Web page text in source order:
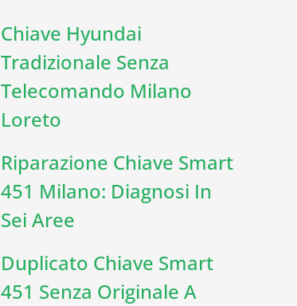
Chiave Hyundai
Tradizionale Senza
Telecomando Milano
Loreto
Riparazione Chiave Smart
451 Milano: Diagnosi In
Sei Aree
Duplicato Chiave Smart
451 Senza Originale A